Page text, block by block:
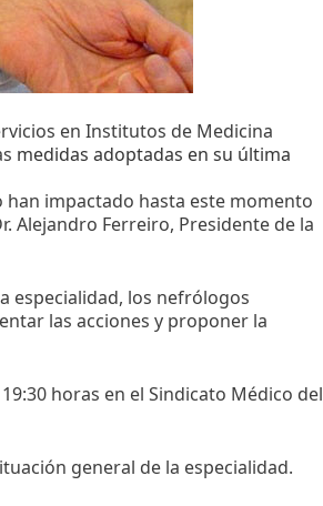
en Institutos de Medicina
medidas adoptadas en su última
impactado hasta este momento
Alejandro Ferreiro, Presidente de la
especialidad, los nefrólogos
las acciones y proponer la
horas en el Sindicato Médico del
general de la especialidad.